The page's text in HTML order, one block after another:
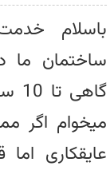
باسلام
ساختمان
میخوام اگر
عایقکاری